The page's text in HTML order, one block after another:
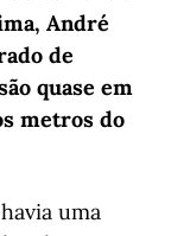
André
de
quase em
metros do
uma